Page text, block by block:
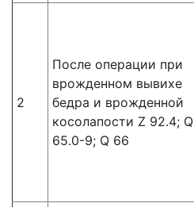
2
После операции при
врожденном вывихе
бедра и врожденной
косолапости Z 92.4; Q
65.0-9; Q 66